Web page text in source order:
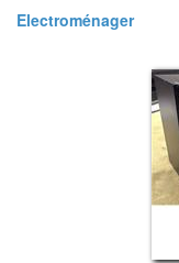
Electroménager